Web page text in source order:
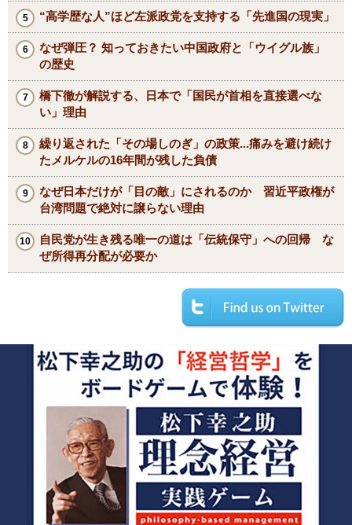
“高学歴な人”ほど左派政党を支持する「先進国の現実」
なぜ弾圧？ 知っておきたい中国政府と「ウイグル族」
の歴史
橋下徹が解説する、日本で「国民が首相を直接選べな
い」理由
繰り返された「その場しのぎ」の政策...痛みを避け続け
たメルケルの16年間が残した負債
なぜ日本だけが「目の敵」にされるのか 習近平政権が
台湾問題で絶対に譲らない理由
自民党が生き残る唯一の道は「伝統保守」への回帰 な
ぜ所得再分配が必要か